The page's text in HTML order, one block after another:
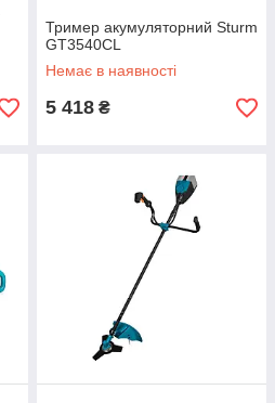
Тример акумуляторний Sturm
GT3540CL
Немає в наявності
5 418 ₴